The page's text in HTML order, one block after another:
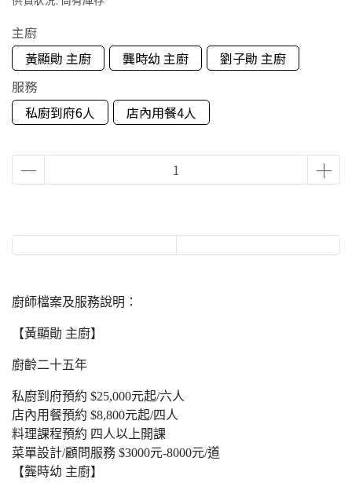
主廚
黃顯勛 主廚
龔時幼 主廚
劉子勛 主廚
服務
私廚到府6人
店內用餐4人
廚師檔案及服務說明：
【黃顯勛 主廚】
廚齡二十五年
私廚到府預約 $25,000元起/六人
店內用餐預約 $8,800元起/四人
料理課程預約 四人以上開課
菜單設計/顧問服務 $3000元-8000元/道
【龔時幼 主廚】